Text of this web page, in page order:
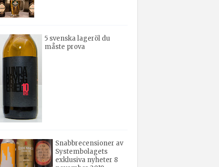
5 svenska lageröl du
måste prova
Snabbrecensioner av
Systembolagets
exklusiva nyheter 8